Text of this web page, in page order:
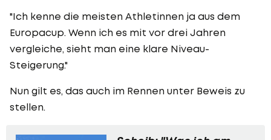
"Ich kenne die meisten Athletinnen ja aus dem
Europacup. Wenn ich es mit vor drei Jahren
vergleiche, sieht man eine klare Niveau-
Steigerung."
Nun gilt es, das auch im Rennen unter Beweis zu
stellen.